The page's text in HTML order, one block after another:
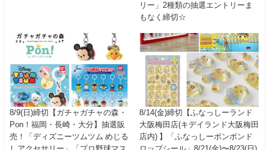
リー」2種類の抽選エントリーま
もなく締切☆
8/9(日)締切【ガチャガチャの森・
Pon！福岡・長崎・大分】抽選販
売！「ディズニーツムツム めじる
8/14(金)締切【ふなっしーランド
大阪梅田店(キデイランド大阪梅田
店内) 】「ふなっしーボンボンド